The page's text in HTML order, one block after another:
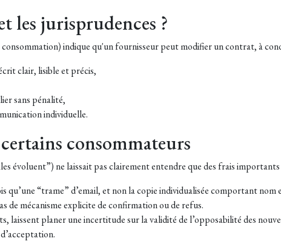
les jurisprudences ?
indique qu'un fournisseur peut modifier un contrat, à
clair, lisible et précis,
sans pénalité,
individuelle.
consommateurs
évoluent”) ne laissait pas clairement entendre que des frais
“trame” d’email, et non la copie individualisée comportant nom
de mécanisme explicite de confirmation ou de refus.
laissent planer une incertitude sur la validité de l’opposabilité des